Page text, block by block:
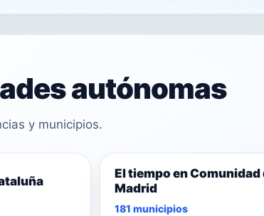
autónomas
y municipios.
El tiempo en Comunidad
Madrid
181 municipios